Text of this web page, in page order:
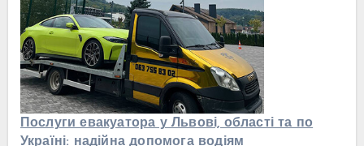
Послуги евакуатора у Львові, області та по
Україні: надійна допомога водіям